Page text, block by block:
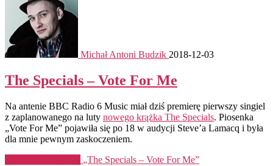
Michał Antoni Budzik 2018-12-03
The Specials – Vote For Me
Na antenie BBC Radio 6 Music miał dziś premierę pierwszy singiel
z zaplanowanego na luty nowego krążka The Specials. Piosenka
„Vote For Me” pojawiła się po 18 w audycji Steve’a Lamacq i była
dla mnie pewnym zaskoczeniem.
„The Specials – Vote For Me”